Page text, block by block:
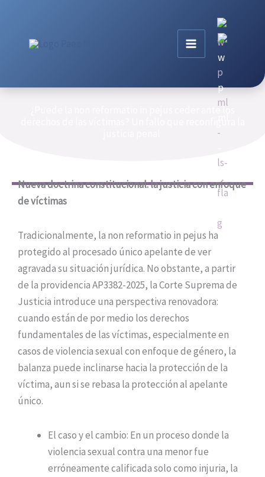
contenido
¿Puede la non reformatio in pejus ceder ante los
Nueva doctrina constitucional: la justicia con enfoque
de víctimas
Tradicionalmente, la non reformatio in pejus ha
protegido al procesado único apelante de ver
agravada su situación jurídica. No obstante, a partir
de la providencia AP3382-2025, la Corte Suprema de
Justicia introduce una perspectiva renovadora:
cuando están de por medio los derechos
fundamentales de las víctimas, especialmente en
casos de violencia sexual con enfoque de género, la
balanza puede inclinarse hacia la protección de la
víctima, aun si se rebasa la protección al apelante
único.
El caso y el cambio: En un proceso donde la
violencia sexual contra una menor fue
erróneamente calificada solo como injuria, la